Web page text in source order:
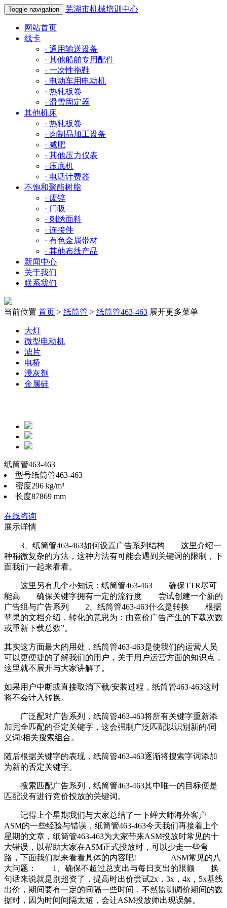
Toggle navigation 芜湖市机械培训中心
网站首页
线卡
· 通用输送设备
· 其他船舶专用配件
· 一次性拖鞋
· 电动车用电动机
· 热轧板卷
· 滑雪固定器
其他机床
· 热轧板卷
· 肉制品加工设备
· 减肥
· 其他压力仪表
· 压底机
· 电话计费器
不饱和聚酯树脂
· 废锌
· 门吸
· 刺绣面料
· 连接件
· 有色金属带材
· 其他布线产品
新闻中心
关于我们
联系我们
当前位置 首页 > 纸筒管 > 纸筒管463-463 展开更多菜单
大灯
微型电动机
滤片
电桥
浸灰剂
金属硅
纸筒管463-463
型号纸筒管463-463
密度296 kg/m³
长度87869 mm
在线咨询
展示详情
3、纸筒管463-463如何设置广告系列结构 这里介绍一
种稍微复杂的方法，这种方法有可能会遇到关键词的限制，下
面我们一起来看看。
这里另有几个小知识：纸筒管463-463 确保TTR尽可
能高 确保关键字拥有一定的流行度 尝试创建一个新的
广告组与广告系列 2、纸筒管463-463什么是转换 根据
苹果的文档介绍，转化的意思为：由竞价广告产生的下载次数
或重新下载总数”。
其实这方面最大的用处，纸筒管463-463是使我们的运营人员
可以更便捷的了解我们的用户，关于用户运营方面的知识点，
这里就不展开与大家讲解了。
如果用户中断或直接取消下载/安装过程，纸筒管463-463这时
将不会计入转换。
广泛配对广告系列，纸筒管463-463将所有关键字重新添
加完全匹配的否定关键字，这会强制广泛匹配以识别新的/同
义词/相关搜索组合。
随后根据关键字的表现，纸筒管463-463逐渐将搜索字词添加
为新的否定关键字。
搜索匹配广告系列，纸筒管463-463其中唯一的目标便是
匹配没有进行竞价投放的关键词。
记得上个星期我们与大家总结了一下蝉大师海外客户
ASM的一些经验与错误，纸筒管463-463今天我们再接着上个
星期的文章，纸筒管463-463为大家带来ASM投放时常见的十
大错误，以帮助大家在ASM正式投放时，可以少走一些弯
路，下面我们就来看看具体的内容吧! ASM常见的八
大问题： 1、确保不超过总支出与每日支出的限额 换
句话来说就是别超资了，提高时出价尝试2x，3x，4x，5x基线
出价，期间要有一定的间隔一些时间，不然监测调价期间的数
据时，因为时间间隔太短，会让ASM投放师出现误解。